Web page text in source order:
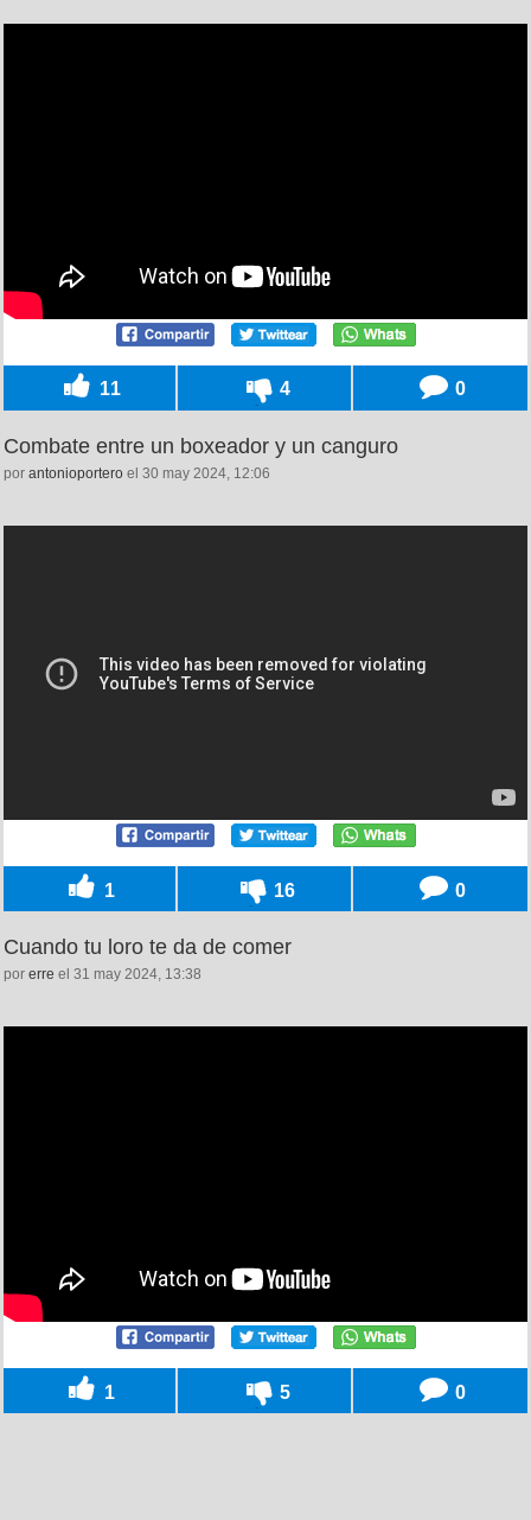
11 4 0
Combate entre un boxeador y un canguro
por antonioportero el 30 may 2024, 12:06
1 16 0
Cuando tu loro te da de comer
por erre el 31 may 2024, 13:38
1 5 0